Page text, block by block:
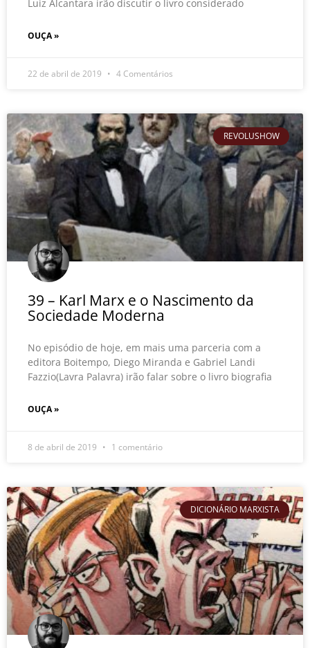
Luiz Alcantara irão discutir o livro considerado
OUÇA »
22 de abril de 2019 4 Comentários
REVOLUSHOW
39 – Karl Marx e o Nascimento da
Sociedade Moderna
No episódio de hoje, em mais uma parceria com a
editora Boitempo, Diego Miranda e Gabriel Landi
Fazzio(Lavra Palavra) irão falar sobre o livro biografia
OUÇA »
8 de abril de 2019 1 comentário
DICIONÁRIO MARXISTA